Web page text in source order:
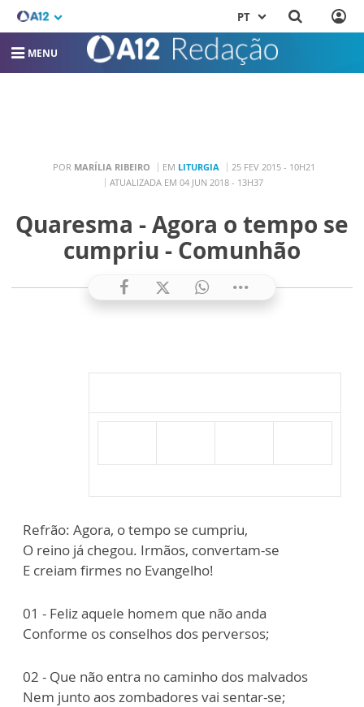
PT
MENU
POR MARÍLIA RIBEIRO EM LITURGIA
25 FEV 2015 - 10H21
ATUALIZADA EM 04 JUN 2018 - 13H37
Quaresma - Agora o tempo se
cumpriu - Comunhão
Refrão: Agora, o tempo se cumpriu,
O reino já chegou. Irmãos, convertam-se
E creiam firmes no Evangelho!
01 - Feliz aquele homem que não anda
Conforme os conselhos dos perversos;
02 - Que não entra no caminho dos malvados
Nem junto aos zombadores vai sentar-se;